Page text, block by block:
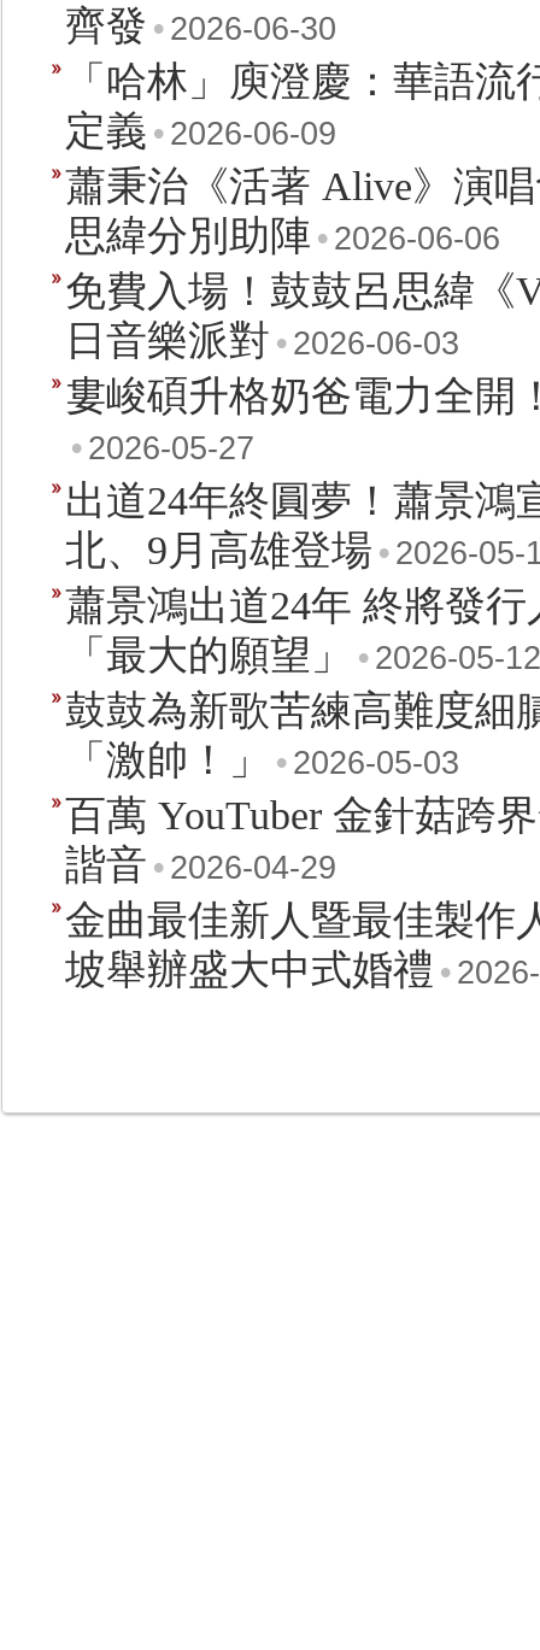
齊發 • 2026-06-30
「哈林」庾澄慶：華語
定義 • 2026-06-09
蕭秉治《活著 Alive》演
思緯分別助陣 • 2026-06-06
免費入場！鼓鼓呂思緯《
日音樂派對 • 2026-06-03
婁峻碩升格奶爸電力全開
• 2026-05-27
出道24年終圓夢！蕭景鴻
北、9月高雄登場 • 2026-05-
蕭景鴻出道24年 終將發
「最大的願望」
• 2026-05-12
鼓鼓為新歌苦練高難度細
「激帥！」
• 2026-05-03
百萬 YouTuber 金針菇跨
諧音 • 2026-04-29
金曲最佳新人暨最佳製作
坡舉辦盛大中式婚禮 •